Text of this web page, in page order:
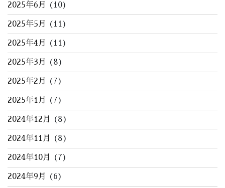
2025年6月 (10)
2025年5月 (11)
2025年4月 (11)
2025年3月 (8)
2025年2月 (7)
2025年1月 (7)
2024年12月 (8)
2024年11月 (8)
2024年10月 (7)
2024年9月 (6)